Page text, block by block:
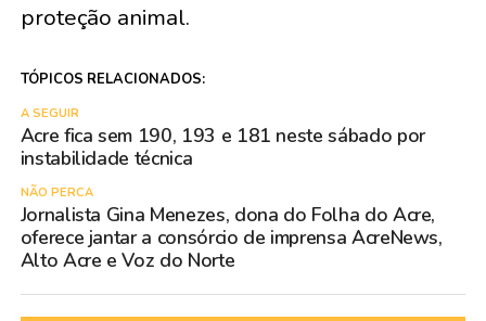
proteção animal.
TÓPICOS RELACIONADOS:
A SEGUIR
Acre fica sem 190, 193 e 181 neste sábado por
instabilidade técnica
NÃO PERCA
Jornalista Gina Menezes, dona do Folha do Acre,
oferece jantar a consórcio de imprensa AcreNews,
Alto Acre e Voz do Norte